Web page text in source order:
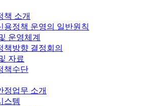
책 소개
용정책 운영의 일반원칙
운영체계
책방향 결정회의
자료
책수단
정업무 소개
스템